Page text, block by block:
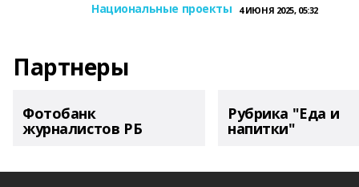
Национальные проекты 4 ИЮНЯ 2025, 05:32
Партнеры
Фотобанк
журналистов РБ
Рубрика "Еда и
напитки"